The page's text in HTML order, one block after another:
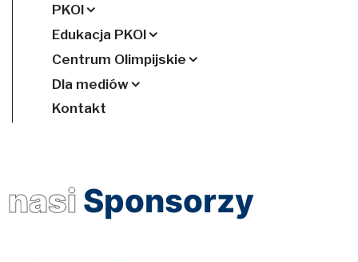
PKOl
Edukacja PKOl
Centrum Olimpijskie
Dla mediów
Kontakt
nasi Sponsorzy